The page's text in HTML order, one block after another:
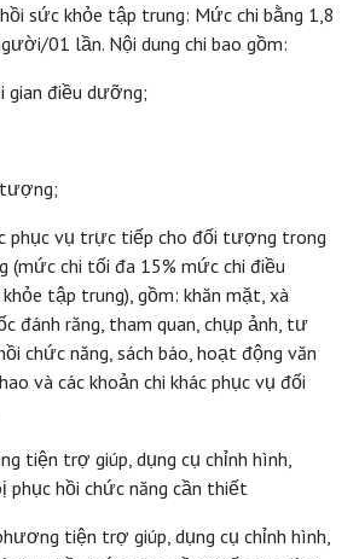
sức khỏe tập trung: Mức chi bằng 1,8
01 lần. Nội dung chi bao gồm:
gian điều dưỡng;
phục vụ trực tiếp cho đối tượng trong
(mức chi tối đa 15% mức chi điều
tập trung), gồm: khăn mặt, xà
đánh răng, tham quan, chụp ảnh, tư
chức năng, sách báo, hoạt động văn
và các khoản chi khác phục vụ đối
tiện trợ giúp, dụng cụ chỉnh hình,
hồi chức năng cần thiết
tiện trợ giúp, dụng cụ chỉnh hình,